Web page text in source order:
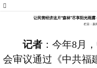
让民营经济这片“森林”尽享阳光雨
栏目：新
记者：今年8月
会审议通过《中共福